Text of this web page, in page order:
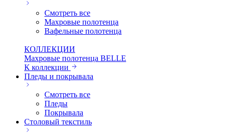
Смотреть все
Махровые полотенца
Вафельные полотенца
КОЛЛЕКЦИИ
Махровые полотенца BELLE
К коллекции
Пледы и покрывала
Смотреть все
Пледы
Покрывала
Столовый текстиль